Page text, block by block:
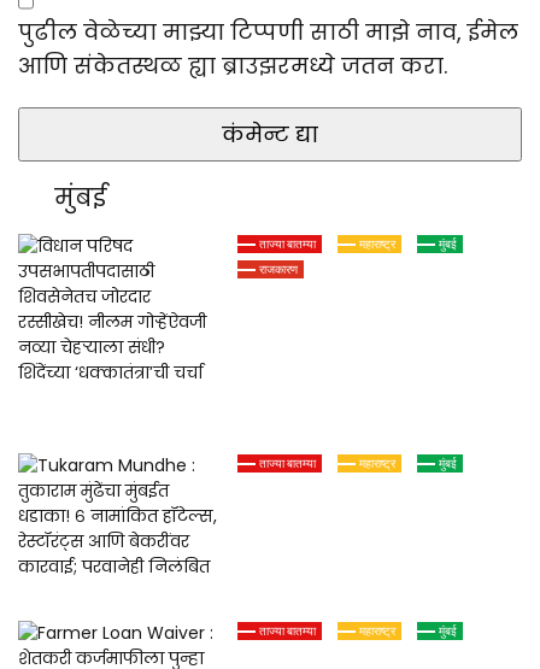
पुढील वेळेच्या माझ्या टिप्पणी साठी माझे नाव, ईमेल
आणि संकेतस्थळ ह्या ब्राउझरमध्ये जतन करा.
मुंबई
ताज्या बातम्या महाराष्ट्र
मुंबई
राजकारण
ताज्या बातम्या महाराष्ट्र मुंबई
ताज्या बातम्या महाराष्ट्र मुंबई